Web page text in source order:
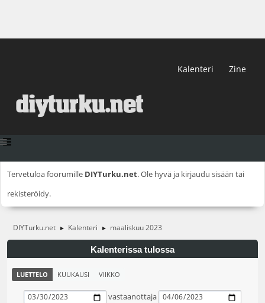
Kalenteri Zine
Tervetuloa foorumille DIYTurku.net. Ole hyvä ja kirjaudu sisään tai
rekisteröidy.
DIYTurku.net ► Kalenteri ► maaliskuu 2023
Kalenterissa tulossa
LUETTELO KUUKAUSI VIIKKO
vastaanottaja